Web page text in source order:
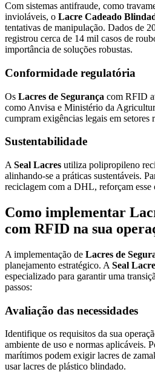
Com sistemas antifraude, como
invioláveis, o Lacre Cadeado
tentativas de manipulação. Dados de
registrou cerca de 14 mil casos de
importância de soluções robustas.
Conformidade regulatória
Os Lacres de Segurança com RFID
como Anvisa e Ministério da
cumpram exigências legais em setores
Sustentabilidade
A Seal Lacres utiliza polipropileno
alinhando-se a práticas sustentáveis.
reciclagem com a DHL, reforçam esse
Como implementar
com RFID na sua
A implementação de Lacres de
planejamento estratégico. A Seal
especializado para garantir uma
passos:
Avaliação das necessidades
Identifique os requisitos da sua
ambiente de uso e normas aplicáveis.
marítimos podem exigir lacres de
usar lacres de plástico blindado.